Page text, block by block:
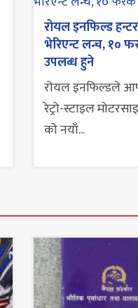
रोयल इनफिल्ड
भेरिएन्ट लन्च, १०
उपलब्ध हुने
रोयल इनफिल्डले
रेट्रो-स्टाइल
को नयाँ...